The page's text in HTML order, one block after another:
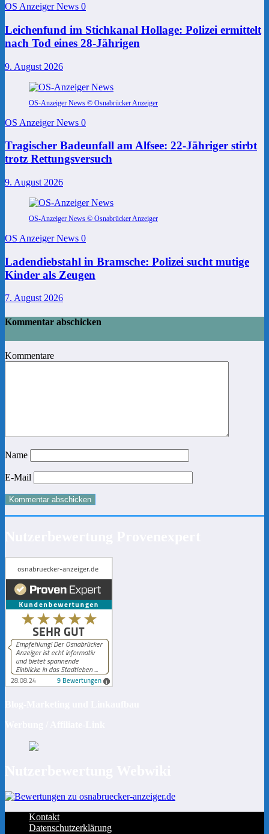
OS Anzeiger News 0
Leichenfund im Stichkanal Hollage: Polizei ermittelt
nach Tod eines 28-Jährigen
9. August 2026
OS-Anzeiger News © Osnabrücker Anzeiger
OS Anzeiger News 0
Tragischer Badeunfall am Alfsee: 22-Jähriger stirbt
trotz Rettungsversuch
9. August 2026
OS-Anzeiger News © Osnabrücker Anzeiger
OS Anzeiger News 0
Ladendiebstahl in Bramsche: Polizei sucht mutige
Kinder als Zeugen
7. August 2026
Kommentar abschicken
Kommentare
Name
E-Mail
Kontakt
Datenschutzerklärung